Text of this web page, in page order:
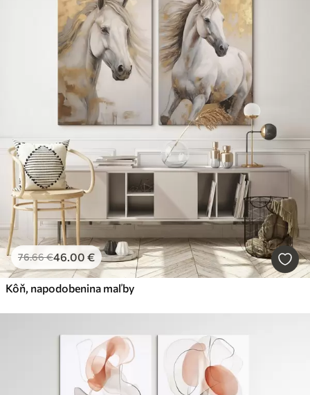
76.66€46.00 €
Kôň, napodobenina maľby